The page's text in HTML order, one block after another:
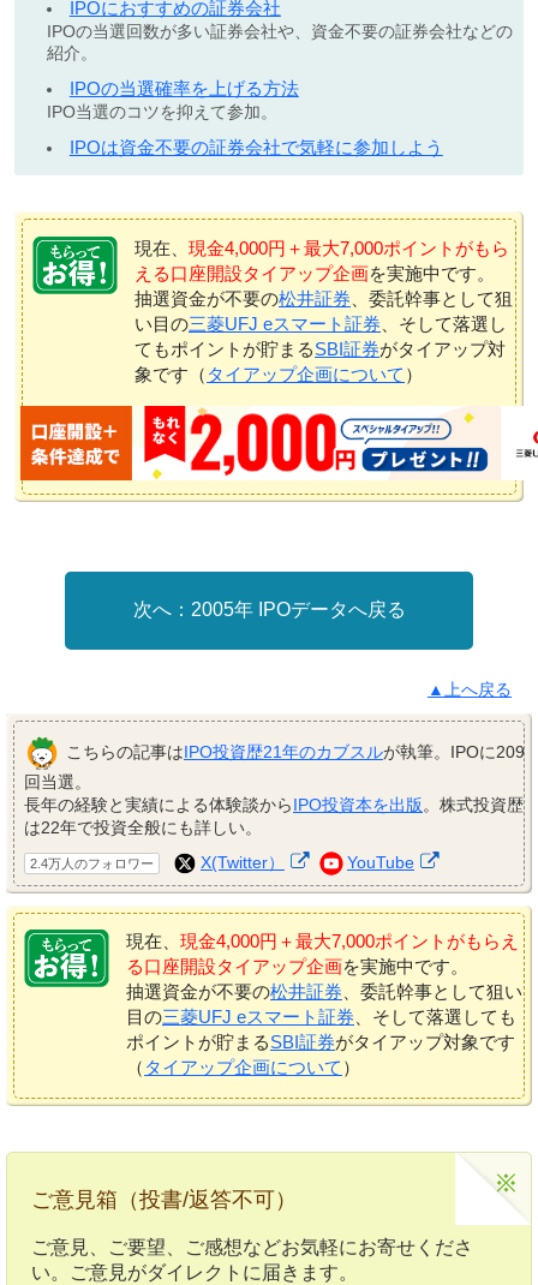
IPOにおすすめの証券会社
IPOの当選回数が多い証券会社や、資金不要の証券会社などの
紹介。
IPOの当選確率を上げる方法
IPO当選のコツを抑えて参加。
IPOは資金不要の証券会社で気軽に参加しよう
現在、 現金4,000円＋最大7,000ポイントがもら
える口座開設タイアップ企画を実施中です。
抽選資金が不要の松井証券 、委託幹事として狙
い目の三菱UFJ eスマート証券 、そして落選し
てもポイントが貯まるSBI証券がタイアップ対
象です（ タイアップ企画について ）
2005年 IPOデータへ戻る
▲上へ戻る
こちらの記事はIPO投資歴21年のカブスルが執筆。IPOに209
回当選。
長年の経験と実績による体験談からIPO投資本を出版。株式投資歴
は22年で投資全般にも詳しい。
2.4万人のフォロワー X(Twitter） YouTube
現在、 現金4,000円＋最大7,000ポイントがもらえ
る口座開設タイアップ企画を実施中です。
抽選資金が不要の松井証券、委託幹事として狙い
目の三菱UFJ eスマート証券、そして落選しても
ポイントが貯まるSBI証券がタイアップ対象です
（ タイアップ企画について ）
ご意見箱（投書/返答不可）
ご意見、ご要望、ご感想などお気軽にお寄せくださ
い。ご意見がダイレクトに届きます。